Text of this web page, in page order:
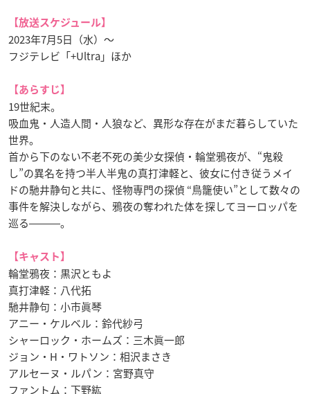
【放送スケジュール】
2023年7月5日（水）～
フジテレビ「+Ultra」ほか
【あらすじ】
19世紀末。
吸血鬼・人造人間・人狼など、異形な存在がまだ暮らしていた
世界。
首から下のない不老不死の美少女探偵・輪堂鴉夜が、“鬼殺
し”の異名を持つ半人半鬼の真打津軽と、彼女に付き従うメイ
ドの馳井静句と共に、怪物専門の探偵 “鳥籠使い”として数々の
事件を解決しながら、鴉夜の奪われた体を探してヨーロッパを
巡る―――。
【キャスト】
輪堂鴉夜：黒沢ともよ
真打津軽：八代拓
馳井静句：小市眞琴
アニー・ケルベル：鈴代紗弓
シャーロック・ホームズ：三木眞一郎
ジョン・H・ワトソン：相沢まさき
アルセーヌ・ルパン：宮野真守
ファントム：下野紘